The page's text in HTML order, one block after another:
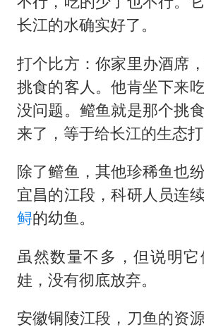
长江的水确实好了。
打个比方：你家里办酒席
挑食的客人。他肯坐下来
没问题。鳤鱼就是那个挑
来了，等于给长江的生态打
除了鳤鱼，其他珍稀鱼也
宜昌的江段，科研人员连
鲟的幼鱼。
虽然数量不多，但说明
娃，没有彻底放弃。
安徽铜陵江段，刀鱼的资